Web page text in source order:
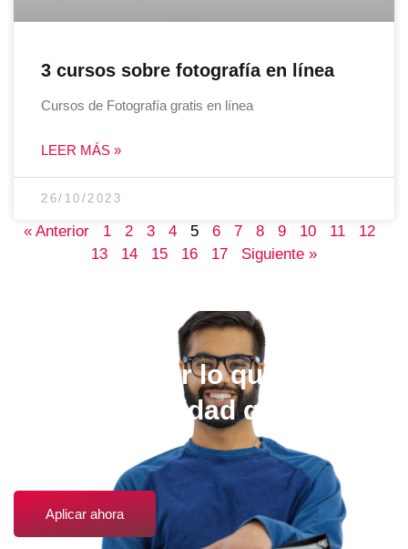
3 cursos sobre fotografía en línea
Cursos de Fotografía gratis en línea
LEER MÁS »
26/10/2023
« Anterior 1 2 3 4 5 6 7 8 9 10 11
12
13
14 15 16 17 Siguiente »
Elige estudiar lo que quieras,
en la universidad que más te
Aplicar ahora